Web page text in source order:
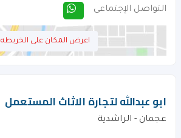
التواصل الإجتماعى
اعرض المكان على الخريطه
ابو عبدالله لتجارة الاثاث المستعمل
عجمان - الراشدية